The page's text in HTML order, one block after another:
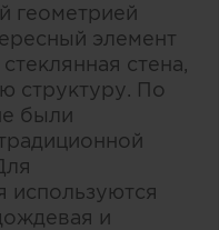
геометрией
элемент
стена,
структуру. По
были
используются
и